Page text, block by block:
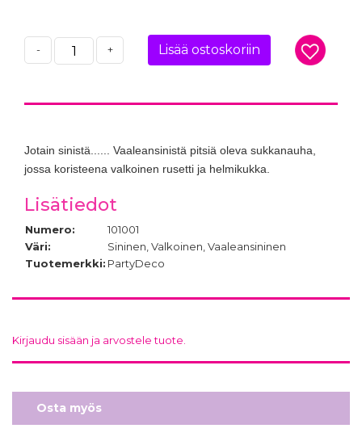
- + Lisää ostoskoriin
Jotain sinistä...... Vaaleansinistä pitsiä oleva sukkanauha,
jossa koristeena valkoinen rusetti ja helmikukka.
Lisätiedot
Numero:
101001
Väri:
Sininen, Valkoinen, Vaaleansininen
Tuotemerkki: PartyDeco
Kirjaudu sisään ja arvostele tuote.
Osta myös